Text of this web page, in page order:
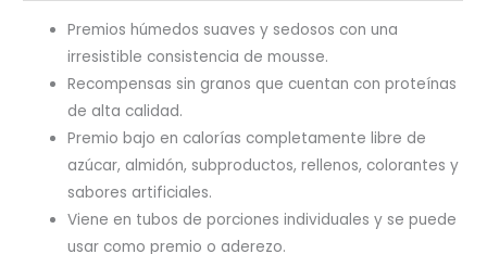
Premios húmedos suaves y sedosos con una
irresistible consistencia de mousse.
Recompensas sin granos que cuentan con proteínas
de alta calidad.
Premio bajo en calorías completamente libre de
azúcar, almidón, subproductos, rellenos, colorantes y
sabores artificiales.
Viene en tubos de porciones individuales y se puede
usar como premio o aderezo.